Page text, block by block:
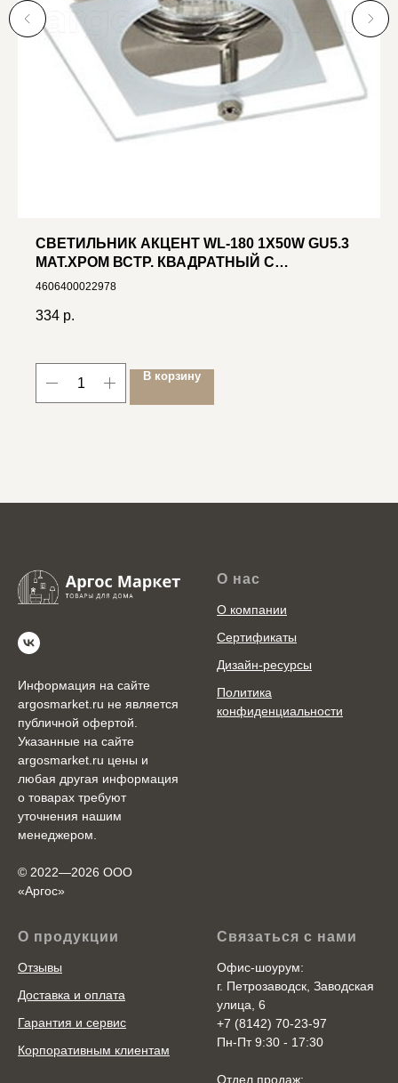
СВЕТИЛЬНИК АКЦЕНТ WL-180 1X50W GU5.3
МАТ.ХРОМ ВСТР. КВАДРАТНЫЙ С
НАКЛАДНЫМ ДЕКОР. СТЕКЛОМ
4606400022978
334 р.
В корзину
Информация на сайте
argosmarket.ru не является
публичной офертой.
Указанные на сайте
argosmarket.ru цены и
любая другая информация
о товарах требуют
уточнения нашим
менеджером.
© 2022—2026 ООО
«Аргоc»
О нас
О компании
Сертификаты
Дизайн-ресурсы
Политика
конфиденциальности
О продукции
Отзывы
Доставка и оплата
Гарантия и сервис
Корпоративным клиентам
Связаться с нами
Офис-шоурум:
г. Петрозаводск, Заводская
улица, 6
+7 (8142) 70-23-97
Пн-Пт 9:30 - 17:30
Отдел продаж: